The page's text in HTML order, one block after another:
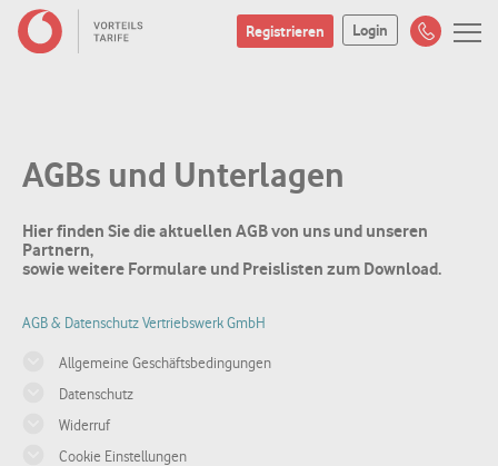
Registrieren Login
AGBs und Unterlagen
Hier finden Sie die aktuellen AGB von uns und unseren
Partnern,
sowie weitere Formulare und Preislisten zum Download.
AGB & Datenschutz Vertriebswerk GmbH
Allgemeine Geschäftsbedingungen
Datenschutz
Widerruf
Cookie Einstellungen